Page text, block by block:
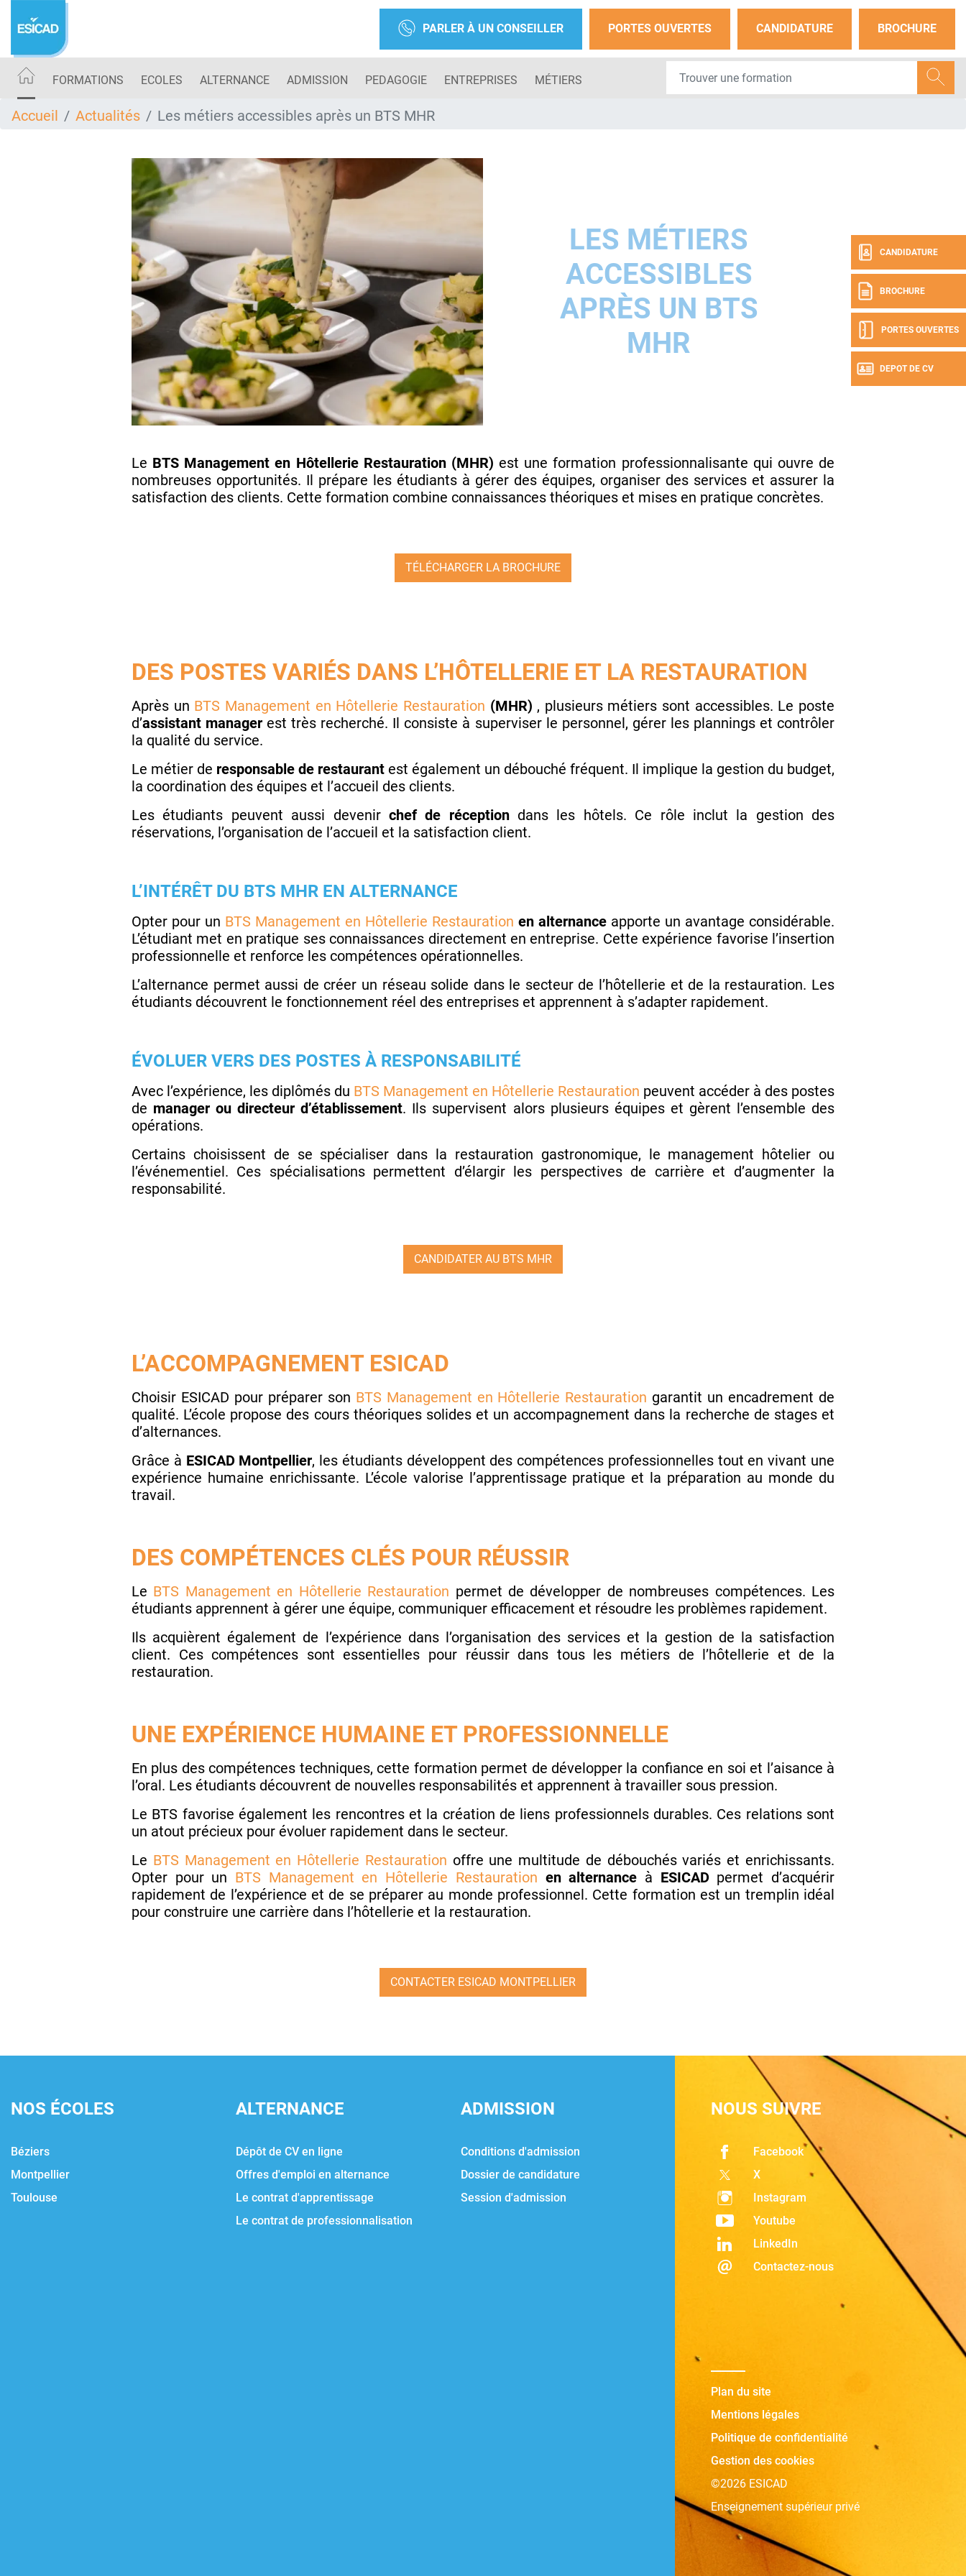
contenu
PARLER À UN CONSEILLER PORTES OUVERTES CANDIDATURE BROCHURE
FORMATIONS ECOLES ALTERNANCE ADMISSION PEDAGOGIE ENTREPRISES MÉTIERS
CANDIDATURE
BROCHURE
PORTES OUVERTES
DEPOT DE CV
Accueil Actualités Les métiers accessibles après un BTS MHR
LES MÉTIERS
ACCESSIBLES
APRÈS UN BTS
MHR
Le BTS Management en Hôtellerie Restauration (MHR) est une formation professionnalisante qui ouvre de
nombreuses opportunités. Il prépare les étudiants à gérer des équipes, organiser des services et assurer la
satisfaction des clients. Cette formation combine connaissances théoriques et mises en pratique concrètes.
TÉLÉCHARGER LA BROCHURE
DES POSTES VARIÉS DANS L’HÔTELLERIE ET LA RESTAURATION
Après un BTS Management en Hôtellerie Restauration (MHR) , plusieurs métiers sont accessibles. Le poste
d’assistant manager est très recherché. Il consiste à superviser le personnel, gérer les plannings et contrôler
la qualité du service.
Le métier de responsable de restaurant est également un débouché fréquent. Il implique la gestion du budget,
la coordination des équipes et l’accueil des clients.
Les étudiants peuvent aussi devenir chef de réceptiondans les hôtels. Ce rôle inclut la gestion des
réservations, l’organisation de l’accueil et la satisfaction client.
L’INTÉRÊT DU BTS MHR EN ALTERNANCE
Opter pour un BTS Management en Hôtellerie Restauration en alternance apporte un avantage considérable.
L’étudiant met en pratique ses connaissances directement en entreprise. Cette expérience favorise l’insertion
professionnelle et renforce les compétences opérationnelles.
L’alternance permet aussi de créer un réseau solide dans le secteur de l’hôtellerie et de la restauration. Les
étudiants découvrent le fonctionnement réel des entreprises et apprennent à s’adapter rapidement.
ÉVOLUER VERS DES POSTES À RESPONSABILITÉ
Avec l’expérience, les diplômés du BTS Management en Hôtellerie Restauration peuvent accéder à des postes
de manager ou directeur d’établissement. Ils supervisent alors plusieurs équipes et gèrent l’ensemble des
opérations.
Certains choisissent de se spécialiser dans la restauration gastronomique, le management hôtelier ou
l’événementiel. Ces spécialisations permettent d’élargir les perspectives de carrière et d’augmenter la
responsabilité.
CANDIDATER AU BTS MHR
L’ACCOMPAGNEMENT ESICAD
Choisir ESICAD pour préparer son BTS Management en Hôtellerie Restauration garantit un encadrement de
qualité. L’école propose des cours théoriques solides et un accompagnement dans la recherche de stages et
d’alternances.
Grâce à ESICAD Montpellier, les étudiants développent des compétences professionnelles tout en vivant une
expérience humaine enrichissante. L’école valorise l’apprentissage pratique et la préparation au monde du
travail.
DES COMPÉTENCES CLÉS POUR RÉUSSIR
Le BTS Management en Hôtellerie Restauration permet de développer de nombreuses compétences. Les
étudiants apprennent à gérer une équipe, communiquer efficacement et résoudre les problèmes rapidement.
Ils acquièrent également de l’expérience dans l’organisation des services et la gestion de la satisfaction
client. Ces compétences sont essentielles pour réussir dans tous les métiers de l’hôtellerie et de la
restauration.
UNE EXPÉRIENCE HUMAINE ET PROFESSIONNELLE
En plus des compétences techniques, cette formation permet de développer la confiance en soi et l’aisance à
l’oral. Les étudiants découvrent de nouvelles responsabilités et apprennent à travailler sous pression.
Le BTS favorise également les rencontres et la création de liens professionnels durables. Ces relations sont
un atout précieux pour évoluer rapidement dans le secteur.
Le BTS Management en Hôtellerie Restauration offre une multitude de débouchés variés et enrichissants.
Opter pour un BTS Management en Hôtellerie Restauration en alternance à ESICADpermet d’acquérir
rapidement de l’expérience et de se préparer au monde professionnel. Cette formation est un tremplin idéal
pour construire une carrière dans l’hôtellerie et la restauration.
CONTACTER ESICAD MONTPELLIER
NOS ÉCOLES
Béziers
Montpellier
Toulouse
ALTERNANCE
Dépôt de CV en ligne
Offres d'emploi en alternance
Le contrat d'apprentissage
Le contrat de professionnalisation
ADMISSION
Conditions d'admission
Dossier de candidature
Session d'admission
NOUS SUIVRE
Facebook
X
Instagram
Youtube
LinkedIn
Contactez-nous
Plan du site
Mentions légales
Politique de confidentialité
Gestion des cookies
©2026 ESICAD
Enseignement supérieur privé